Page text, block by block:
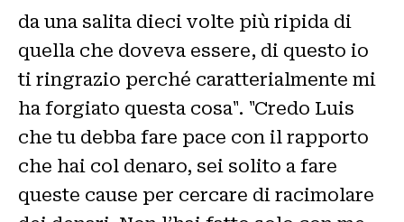
da una salita dieci volte più ripida di
quella che doveva essere, di questo io
ti ringrazio perché caratterialmente mi
ha forgiato questa cosa". "Credo Luis
che tu debba fare pace con il rapporto
che hai col denaro, sei solito a fare
queste cause per cercare di racimolare